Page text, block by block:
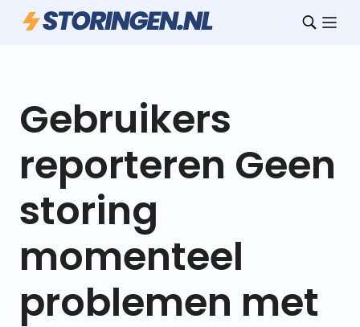
Gebruikers
reporteren Geen
storing
momenteel
problemen met